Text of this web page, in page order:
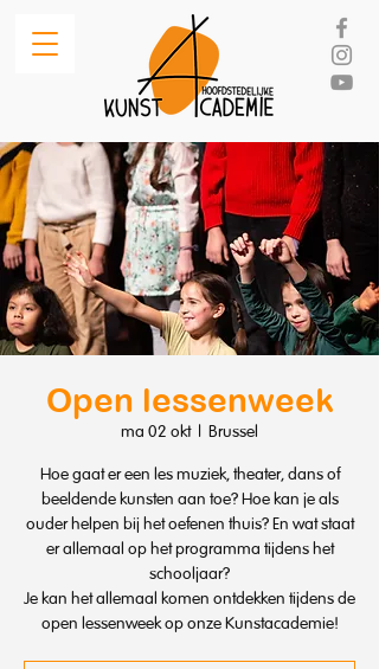
Open lessenweek
ma 02 okt
  |
Brussel
Hoe gaat er een les muziek, theater, dans of
beeldende kunsten aan toe? Hoe kan je als
ouder helpen bij het oefenen thuis? En wat staat
er allemaal op het programma tijdens het
schooljaar?
Je kan het allemaal komen ontdekken tijdens de
open lessenweek op onze Kunstacademie!